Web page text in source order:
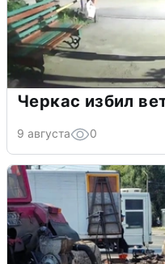
Черкас избил
9 августа 0